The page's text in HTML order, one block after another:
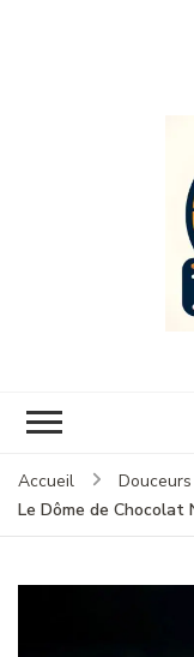
Accueil
Le Dôme de